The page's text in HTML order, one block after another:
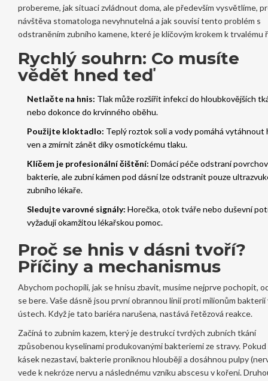
probereme, jak situaci zvládnout doma, ale především vysvětlíme,
návštěva stomatologa nevyhnutelná a jak souvisí tento problém s
odstraněním zubního kamene, které je klíčovým krokem k trvalému
Rychlý souhrn: Co musíte
vědět hned teď
Netlačte na hnis: Tlak může rozšířit infekci do hloubkovějších
nebo dokonce do krvinného oběhu.
Použijte kloktadlo: Teplý roztok soli a vody pomáhá vytáhnout
ven a zmírnit zánět díky osmotickému tlaku.
Klíčem je profesionální čištění: Domácí péče odstraní
bakterie, ale zubní kámen pod dásní lze odstranit pouze
zubního lékaře.
Sledujte varovné signály: Horečka, otok tváře nebo duševní
vyžadují okamžitou lékařskou pomoc.
Proč se hnis v dásni tvoří?
Příčiny a mechanismus
Abychom pochopili, jak se hnisu zbavit, musíme nejprve pochopit,
se bere. Vaše dásně jsou první obrannou linií proti milionům bakterií
ústech. Když je tato bariéra narušena, nastává řetězová reakce.
Začíná to zubním kazem, který jedestrukcí tvrdých zubních tkání
způsobenou kyselinami produkovanými bakteriemi ze stravy.Pokud
kásek nezastaví, bakterie proniknou hlouběji a dosáhnou pulpy
vede k nekróze nervu a následnému vzniku abscesu v kořeni.